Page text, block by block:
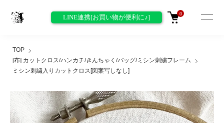
LINE連携[お買い物が便利に♪] 0
TOP
[布] カットクロス/ハンカチ/きんちゃく/バッグ/ミシン刺繍フレーム
ミシン刺繍入りカットクロス[図案写しなし]